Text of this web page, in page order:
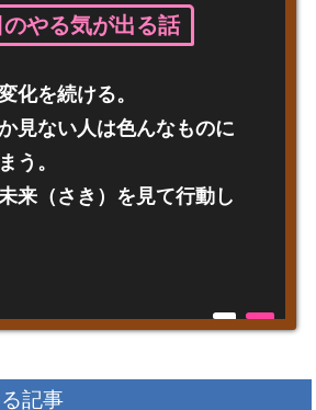
やる気が出る話
化を続ける。
見ない人は色んなものに
う。
来（さき）を見て行動し
記事